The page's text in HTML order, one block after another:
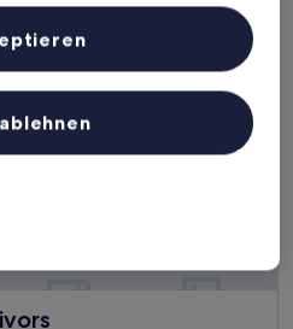
und der Performance von Inhalten,
und Verbesserung von